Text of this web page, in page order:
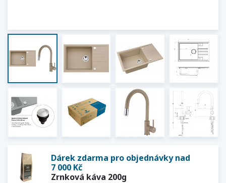
Dárek zdarma pro objednávky nad
7 000 Kč
Zrnková káva 200g